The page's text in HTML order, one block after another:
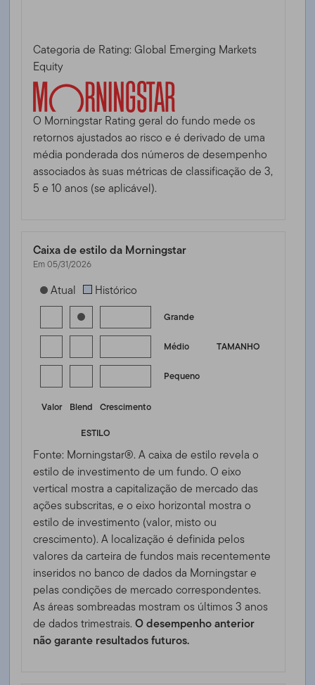
Categoria de Rating: Global Emerging Markets
Equity
O Morningstar Rating geral do fundo mede os
retornos ajustados ao risco e é derivado de uma
média ponderada dos números de desempenho
associados às suas métricas de classificação de 3,
5 e 10 anos (se aplicável).
Caixa de estilo da Morningstar
Em 05/31/2026
[products.morningstar-stylebox-title-sr-equity]
Atual Histórico
Grande
TAMANHO
Médio
Pequeno
Valor Blend
Crescimento
ESTILO
Fonte: Morningstar®. A caixa de estilo revela o
estilo de investimento de um fundo. O eixo
vertical mostra a capitalização de mercado das
ações subscritas, e o eixo horizontal mostra o
estilo de investimento (valor, misto ou
crescimento). A localização é definida pelos
valores da carteira de fundos mais recentemente
inseridos no banco de dados da Morningstar e
pelas condições de mercado correspondentes.
As áreas sombreadas mostram os últimos 3 anos
de dados trimestrais.O desempenho anterior
não garante resultados futuros.